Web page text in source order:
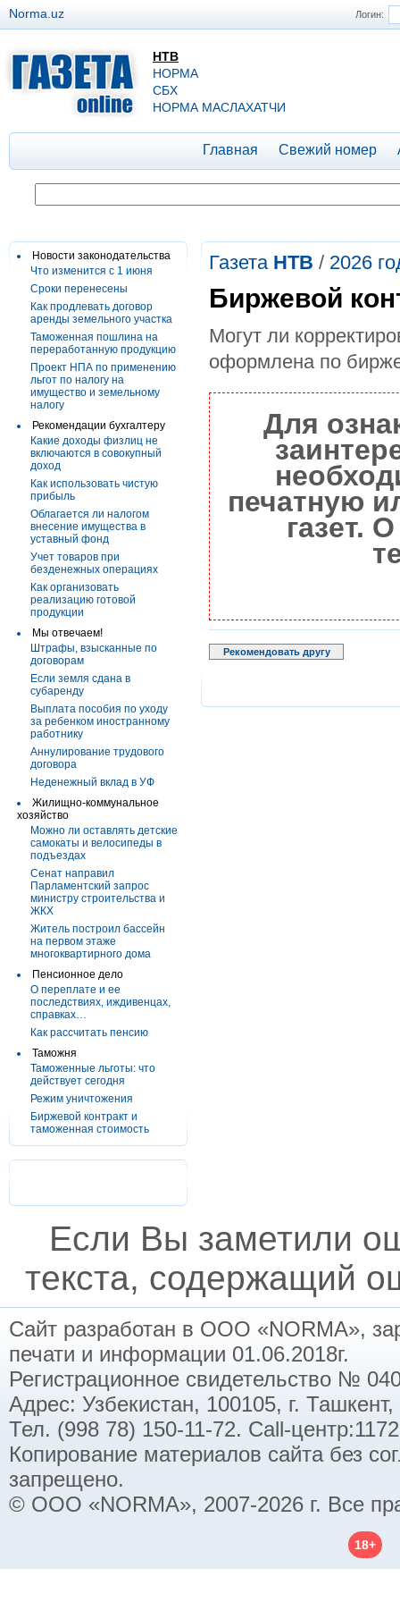
Логин:
Norma.uz
НТВ
НОРМА
СБХ
НОРМА МАСЛАХАТЧИ
Главная Свежий номер
Новости законодательства
Что изменится с 1 июня
Сроки перенесены
Как продлевать договор
аренды земельного участка
Таможенная пошлина на
переработанную продукцию
Проект НПА по применению
льгот по налогу на
имущество и земельному
налогу
Рекомендации бухгалтеру
Какие доходы физлиц не
включаются в совокупный
доход
Как использовать чистую
прибыль
Облагается ли налогом
внесение имущества в
уставный фонд
Учет товаров при
безденежных операциях
Как организовать
реализацию готовой
продукции
Мы отвечаем!
Штрафы, взысканные по
договорам
Если земля сдана в
субаренду
Выплата пособия по уходу
за ребенком иностранному
работнику
Аннулирование трудового
договора
Неденежный вклад в УФ
Жилищно-коммунальное
хозяйство
Можно ли оставлять детские
самокаты и велосипеды в
подъездах
Сенат направил
Парламентский запрос
министру строительства и
ЖКХ
Житель построил бассейн
на первом этаже
многоквартирного дома
Пенсионное дело
О переплате и ее
последствиях, иждивенцах,
справках…
Как рассчитать пенсию
Таможня
Таможенные льготы: что
действует сегодня
Режим уничтожения
Биржевой контракт и
таможенная стоимость
Газета НТВ / 2026
Биржевой
Могут ли
оформлена по
Для
печатную
газет.
Рекомендовать другу
Если Вы заметили
текста, содержащий
Сайт разработан в ООО «NORMA»,
печати и информации 01.06.2018г.
Регистрационное свидетельство №
Адрес: Узбекистан, 100105, г.
Тел. (998 78) 150-11-72. Call-
Копирование материалов сайта без
запрещено.
© ООО «NORMA», 2007-2026 г. Все
18+